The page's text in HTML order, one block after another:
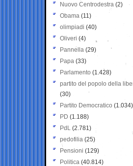
Nuovo Centrodestra (2)
Obama (11)
olimpiadi (40)
Oliveri (4)
Pannella (29)
Papa (33)
Parlamento (1.428)
partito del popolo della
(30)
Partito Democratico (1.034)
PD (1.188)
PdL (2.781)
pedofilia (25)
Pensioni (129)
Politica (40.814)